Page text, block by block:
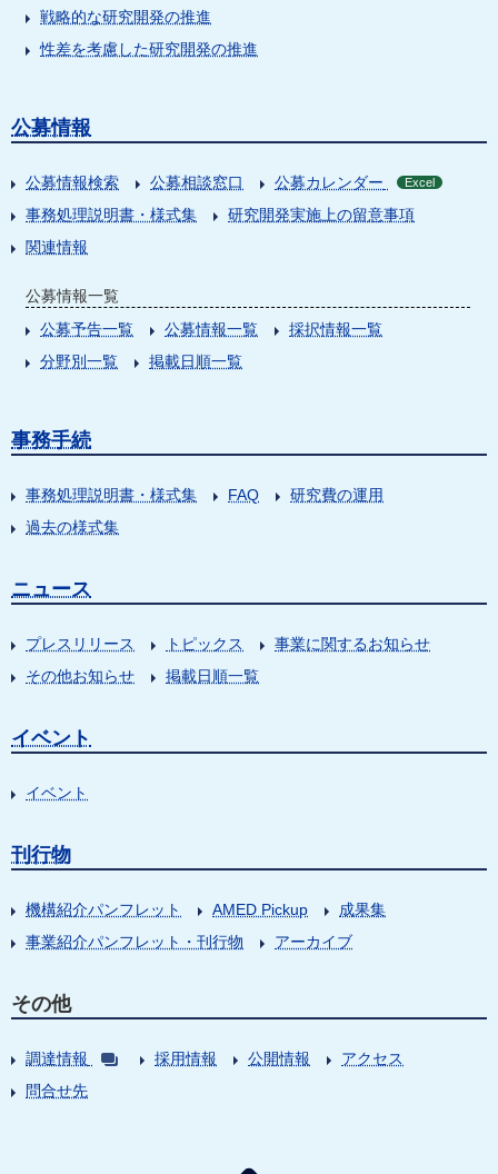
戦略的な研究開発の推進
性差を考慮した研究開発の推進
公募情報
公募情報検索 公募相談窓口 公募カレンダー Excel
事務処理説明書・様式集
研究開発実施上の留意事項
関連情報
公募情報一覧
公募予告一覧
公募情報一覧
採択情報一覧
分野別一覧
掲載日順一覧
事務手続
事務処理説明書・様式集 FAQ
研究費の運用
過去の様式集
ニュース
プレスリリース トピックス
事業に関するお知らせ
その他お知らせ
掲載日順一覧
イベント
イベント
刊行物
機構紹介パンフレット AMED Pickup
成果集
事業紹介パンフレット・刊行物
アーカイブ
その他
調達情報 採用情報 公開情報
アクセス
問合せ先